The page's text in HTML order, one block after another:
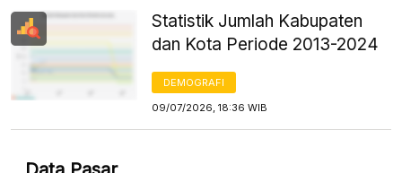
Statistik Jumlah Kabupaten
dan Kota Periode 2013-2024
DEMOGRAFI
09/07/2026, 18:36 WIB